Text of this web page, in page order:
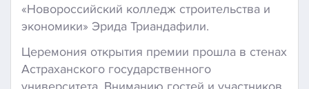
«Новороссийский колледж строительства и
экономики» Эрида Триандафили.
Церемония открытия премии прошла в стенах
Астраханского государственного